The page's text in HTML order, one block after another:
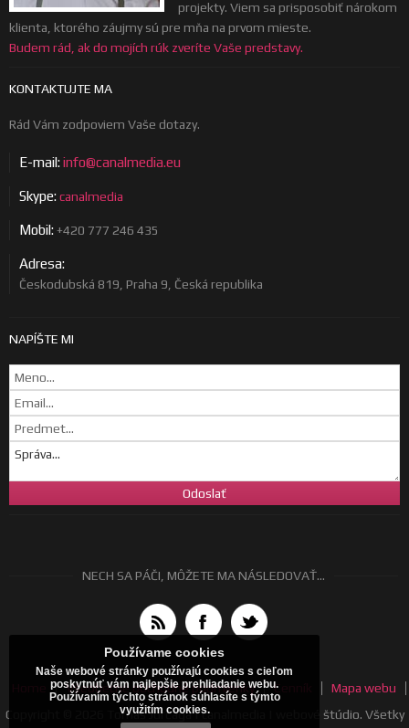
projekty. Viem sa prisposobiť nárokom
klienta, ktorého záujmy sú pre mňa na prvom mieste.
Budem rád, ak do mojích rúk zveríte Vaše predstavy.
KONTAKTUJTE MA
Rád Vám zodpoviem Vaše dotazy.
E-mail:info@canalmedia.eu
Skype:canalmedia
Mobil:+420 777 246 435
Adresa:
Českodubská 819, Praha 9, Česká republika
NAPÍŠTE MI
NECH SA PÁČI, MÔŽETE MA NÁSLEDOVAŤ...
Všeobecné obchodné podmienky Cenník
Mapa webu
Copyright © 2026 Tomáš Jurčaga | canalmedia | webové štúdio. Všetky
Používame cookies
Naše webové stránky používajú cookies s cieľom
poskytnúť vám najlepšie prehliadanie webu.
Používaním týchto stránok súhlasíte s týmto
využitím cookies.